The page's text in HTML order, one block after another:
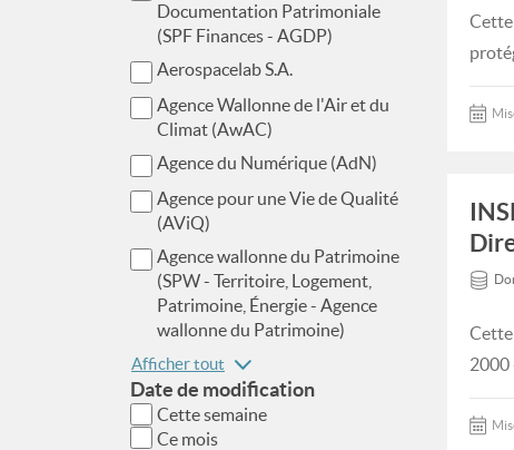
Documentation Patrimoniale
(SPF Finances - AGDP)
Aerospacelab S.A.
Agence Wallonne de l'Air et du
Climat (AwAC)
Agence du Numérique (AdN)
Agence pour une Vie de Qualité
(AViQ)
Agence wallonne du Patrimoine
(SPW - Territoire, Logement,
Patrimoine, Énergie - Agence
wallonne du Patrimoine)
Afficher tout
Date de modification
Cette semaine
Ce mois
Cette
Cette
2000